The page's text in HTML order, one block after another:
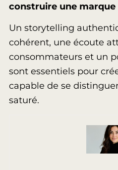
construire une marque
Un storytelling
cohérent, une écoute
consommateurs et un
sont essentiels pour
capable de se
saturé.